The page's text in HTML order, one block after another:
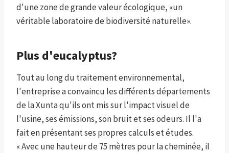
d'une zone de grande valeur écologique, «un
véritable laboratoire de biodiversité naturelle».
Plus d'eucalyptus?
Tout au long du traitement environnemental,
l'entreprise a convaincu les différents départements
de la Xunta qu'ils ont mis sur l'impact visuel de
l'usine, ses émissions, son bruit et ses odeurs. Il l'a
fait en présentant ses propres calculs et études.
« Avec une hauteur de 75 mètres pour la cheminée, il